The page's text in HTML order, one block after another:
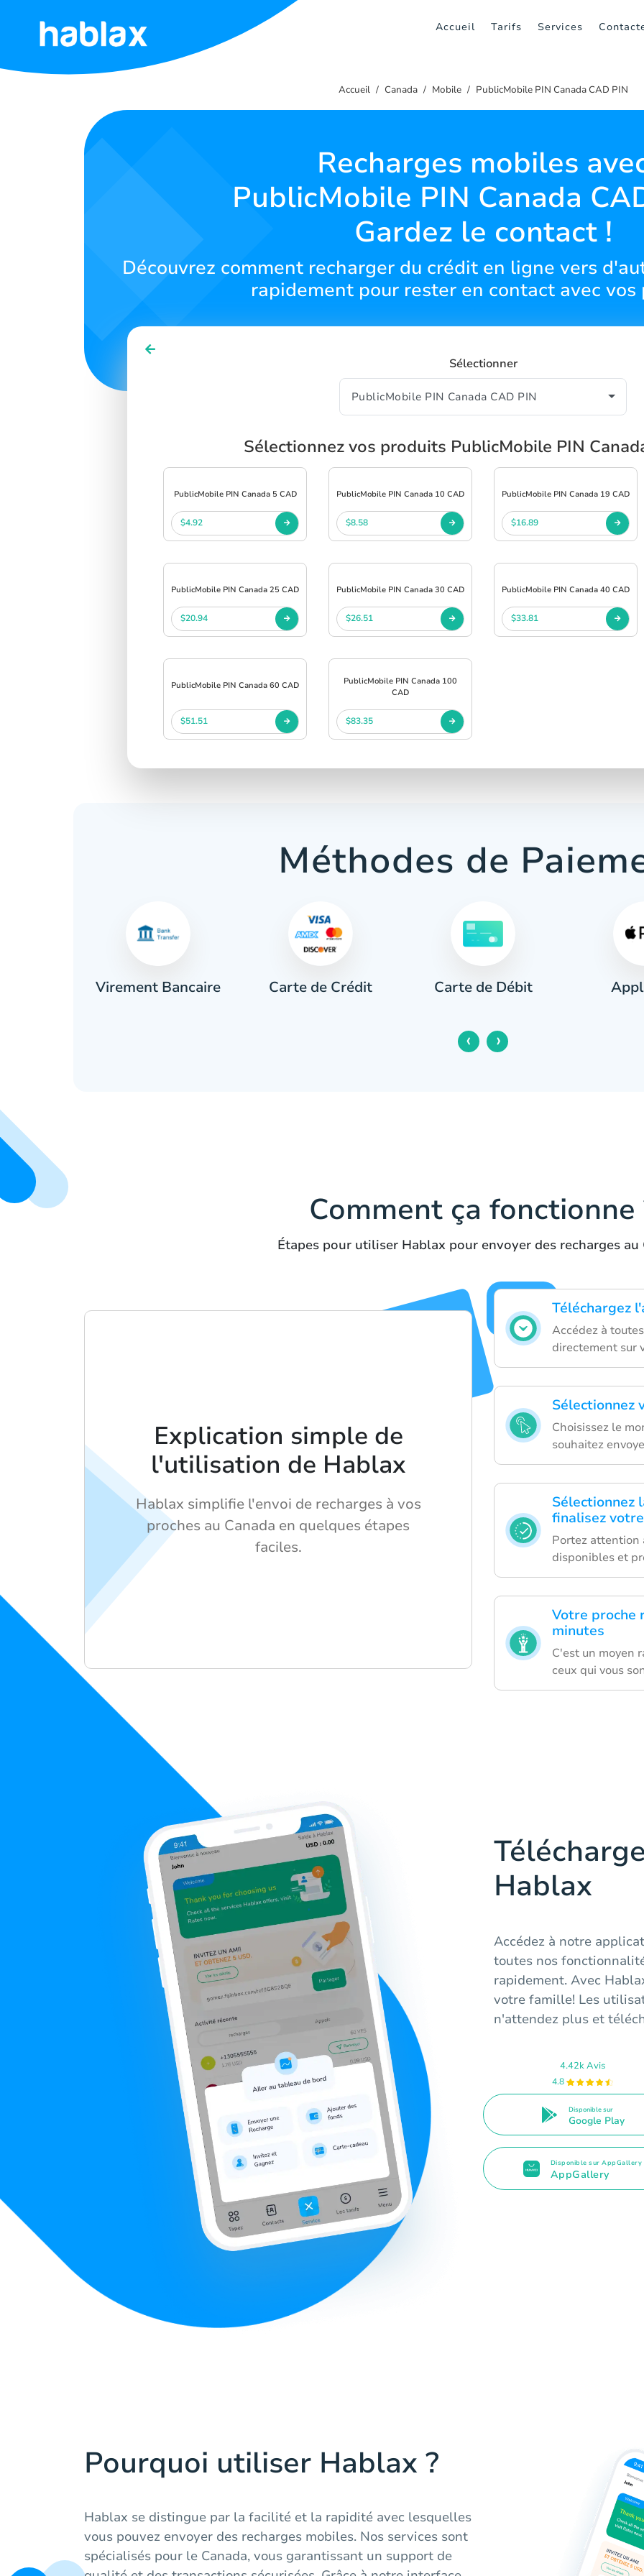
Accueil Tarifs Services
Accueil
Accueil Canada Mobile PublicMobile PIN Canada CAD PIN
Recharges mobiles
PublicMobile PIN Canada
Gardez le contact !
Découvrez comment recharger du crédit en ligne vers
rapidement pour rester en contact avec vos
Sélectionner
Sélectionnez vos produits PublicMobile PIN
PublicMobile PIN Canada 5 CAD
$4.92
PublicMobile PIN Canada 10 CAD
$8.58
PublicMobile PIN Canada 19 CAD
$16.89
PublicMobile PIN Canada 25 CAD
$20.94
PublicMobile PIN Canada 30 CAD
$26.51
PublicMobile PIN Canada 40 CAD
$33.81
PublicMobile PIN Canada 60 CAD
$51.51
PublicMobile PIN Canada 100
CAD
$83.35
Méthodes de
Virement Bancaire Carte de Crédit Carte de Débit
‹ ›
Comment ça fonctionne
Étapes pour utiliser Hablax pour envoyer des recharges au
Téléchargez
Accédez à
directement sur
Sélectionnez
Choisissez le
souhaitez
Sélectionnez
finalisez
Portez attention
disponibles et
Votre proche
minutes
C'est un moyen
ceux qui vous
Explication simple de
l'utilisation de Hablax
Hablax simplifie l'envoi de recharges à vos
proches au Canada en quelques étapes
faciles.
Hablax
Accédez à notre
toutes nos
rapidement. Avec
votre famille! Les
n'attendez plus et
4.42k Avis
4.8
Disponible sur
Google Play
Disponible sur AppGallery
AppGallery
Pourquoi utiliser Hablax ?
Hablax se distingue par la facilité et la rapidité avec lesquelles
vous pouvez envoyer des recharges mobiles. Nos services sont
spécialisés pour le Canada, vous garantissant un support de